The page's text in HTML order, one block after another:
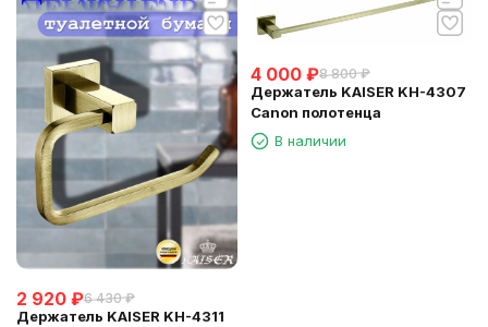
2 920 ₽6 430 ₽
Держатель KAISER KH-4311
4 000 ₽8 800 ₽
Держатель KAISER KH-4307
Canon полотенца
В наличии